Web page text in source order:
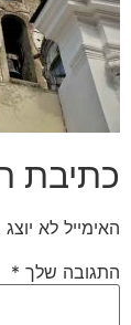
כתיבת
האימייל לא
התגובה שלך *